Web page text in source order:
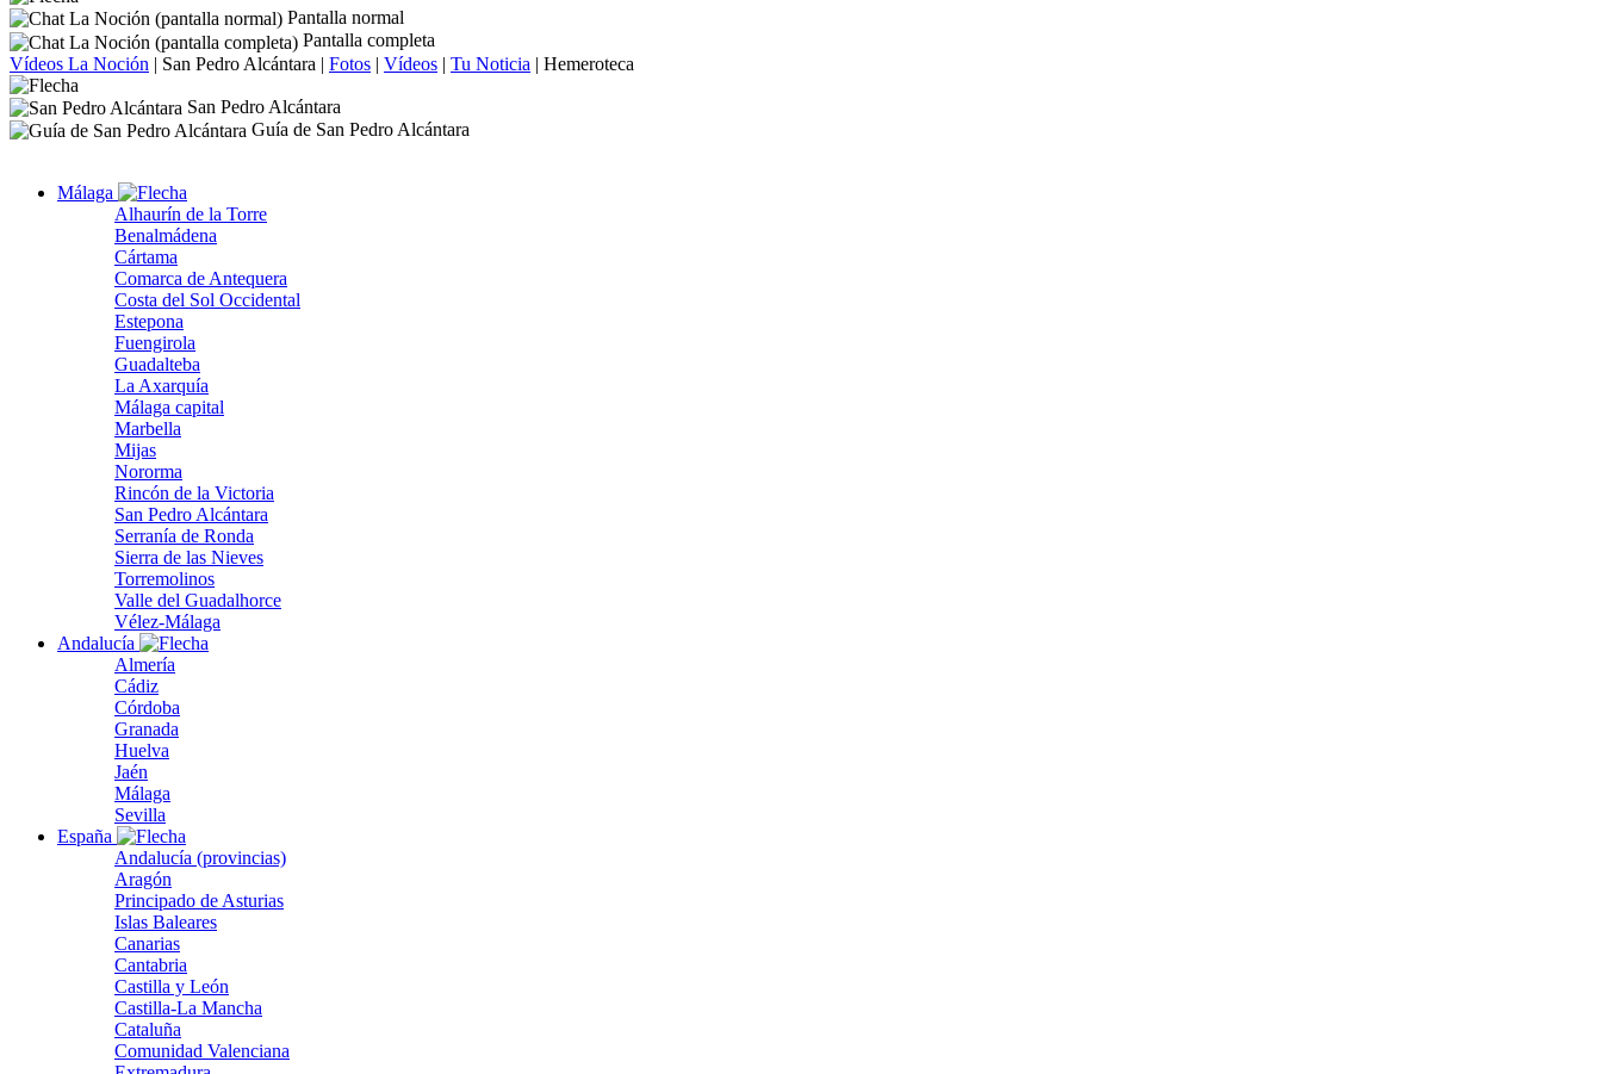
Pantalla normal
Pantalla completa
Vídeos La Noción | San Pedro Alcántara | Fotos | Vídeos | Tu Noticia | Hemeroteca
San Pedro Alcántara
Guía de San Pedro Alcántara
Málaga
Alhaurín de la Torre
Benalmádena
Cártama
Comarca de Antequera
Costa del Sol Occidental
Estepona
Fuengirola
Guadalteba
La Axarquía
Málaga capital
Marbella
Mijas
Nororma
Rincón de la Victoria
San Pedro Alcántara
Serranía de Ronda
Sierra de las Nieves
Torremolinos
Valle del Guadalhorce
Vélez-Málaga
Andalucía
Almería
Cádiz
Córdoba
Granada
Huelva
Jaén
Málaga
Sevilla
España
Andalucía (provincias)
Aragón
Principado de Asturias
Islas Baleares
Canarias
Cantabria
Castilla y León
Castilla-La Mancha
Cataluña
Comunidad Valenciana